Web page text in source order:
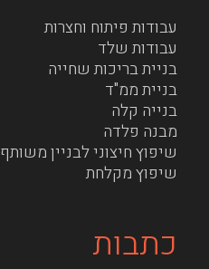
עבודות פיתוח וחצרות
עבודות שלד
בניית בריכות שחייה
בניית ממ"ד
בנייה קלה
מבנה פלדה
שיפוץ חיצוני לבניין משותף
שיפוץ מקלחת
כתבות